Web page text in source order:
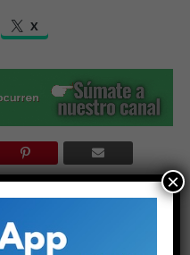
X
DESTACADO
HISTORIA
×